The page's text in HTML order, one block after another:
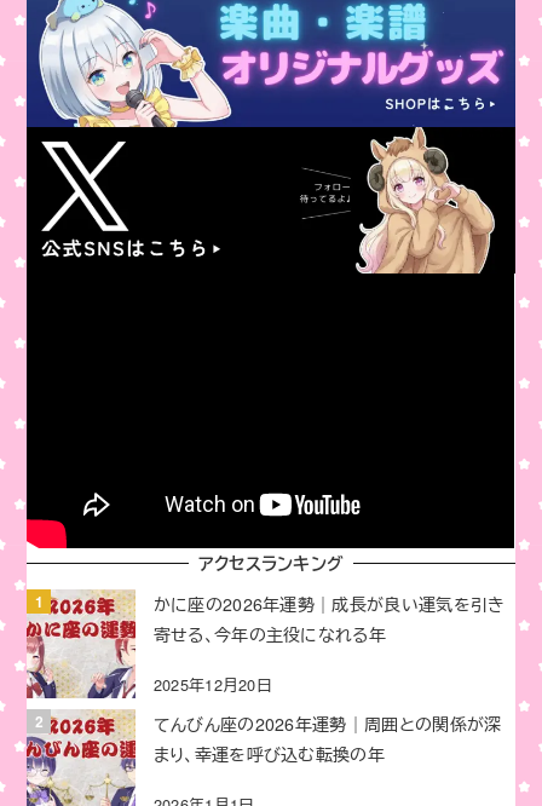
アクセスランキング
かに座の2026年運勢｜成長が良い運気を引き
寄せる、今年の主役になれる年
2025年12月20日
てんびん座の2026年運勢｜周囲との関係が深
まり、幸運を呼び込む転換の年